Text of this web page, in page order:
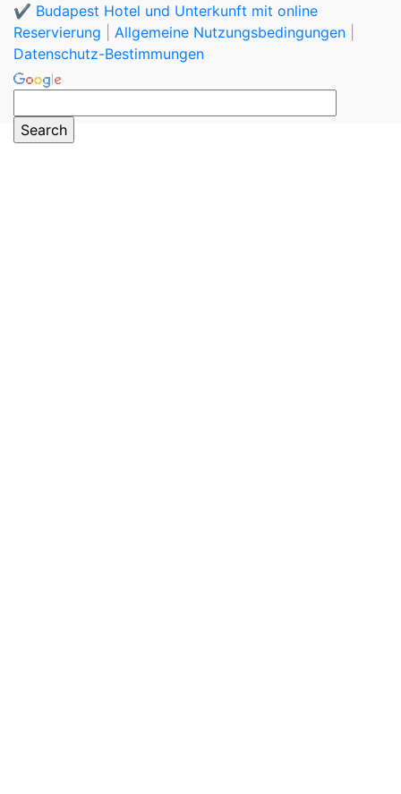
✔️ Budapest Hotel und Unterkunft mit online
Reservierung
Allgemeine Nutzungsbedingungen
Datenschutz-Bestimmungen